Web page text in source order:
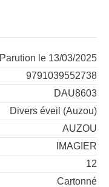
Parution le 13/03/2025
9791039552738
DAU8603
Divers éveil (Auzou)
AUZOU
IMAGIER
12
Cartonné